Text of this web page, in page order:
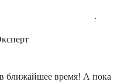
.
ближайшее время! А пока